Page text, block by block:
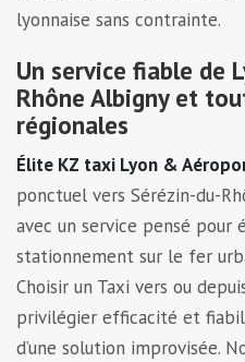
lyonnaise sans contrainte.
Un service fiable de
Rhône Albigny et
régionales
Élite KZ taxi Lyon &
ponctuel vers Sérézin-du-
avec un service pensé pour
stationnement sur le fer
Choisir un Taxi vers ou
privilégier efficacité et
d’une solution improvisée.